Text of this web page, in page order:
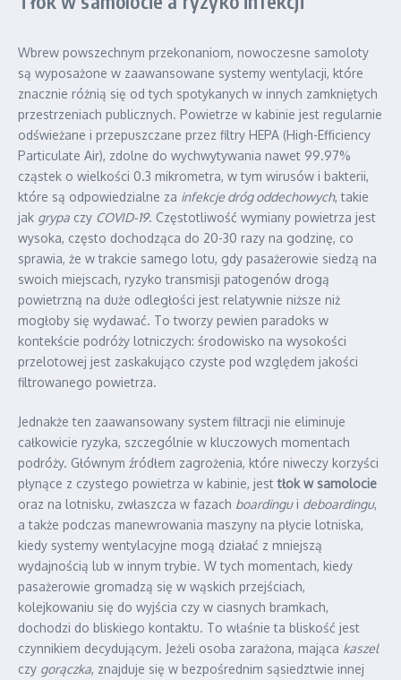
Wbrew powszechnym przekonaniom, nowoczesne samoloty
są wyposażone w zaawansowane systemy wentylacji, które
znacznie różnią się od tych spotykanych w innych zamkniętych
przestrzeniach publicznych. Powietrze w kabinie jest regularnie
odświeżane i przepuszczane przez filtry HEPA (High-Efficiency
Particulate Air), zdolne do wychwytywania nawet 99.97%
cząstek o wielkości 0.3 mikrometra, w tym wirusów i bakterii,
które są odpowiedzialne za infekcje dróg oddechowych, takie
jak grypa czy COVID-19. Częstotliwość wymiany powietrza jest
wysoka, często dochodząca do 20-30 razy na godzinę, co
sprawia, że w trakcie samego lotu, gdy pasażerowie siedzą na
swoich miejscach, ryzyko transmisji patogenów drogą
powietrzną na duże odległości jest relatywnie niższe niż
mogłoby się wydawać. To tworzy pewien paradoks w
kontekście podróży lotniczych: środowisko na wysokości
przelotowej jest zaskakująco czyste pod względem jakości
filtrowanego powietrza.
Jednakże ten zaawansowany system filtracji nie eliminuje
całkowicie ryzyka, szczególnie w kluczowych momentach
podróży. Głównym źródłem zagrożenia, które niweczy korzyści
płynące z czystego powietrza w kabinie, jesttłok w samolocie
oraz na lotnisku, zwłaszcza w fazach boardingui deboardingu,
a także podczas manewrowania maszyny na płycie lotniska,
kiedy systemy wentylacyjne mogą działać z mniejszą
wydajnością lub w innym trybie. W tych momentach, kiedy
pasażerowie gromadzą się w wąskich przejściach,
kolejkowaniu się do wyjścia czy w ciasnych bramkach,
dochodzi do bliskiego kontaktu. To właśnie ta bliskość jest
czynnikiem decydującym. Jeżeli osoba zarażona, mająca kaszel
czy gorączka, znajduje się w bezpośrednim sąsiedztwie innej